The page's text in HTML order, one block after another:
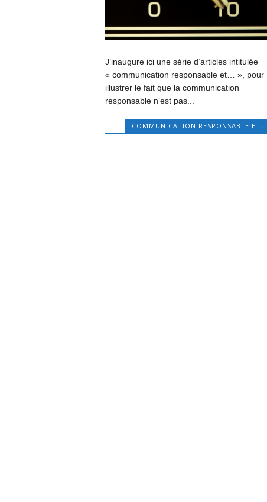
J’inaugure ici une série d’articles intitulée
« communication responsable et… », pour
illustrer le fait que la communication
responsable n’est pas...
COMMUNICATION RESPONSABLE ET...